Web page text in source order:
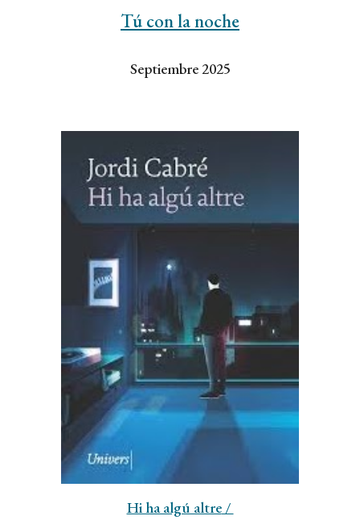
Tú con la noche
Septiembre 2025
Hi ha algú altre/